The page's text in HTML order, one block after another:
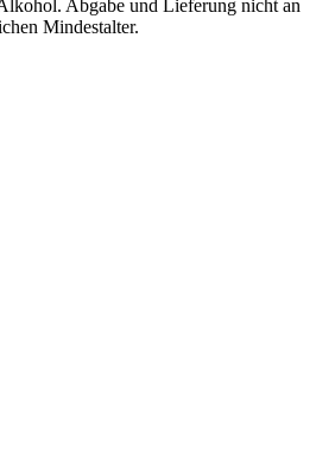
Abgabe und Lieferung nicht an
Mindestalter.